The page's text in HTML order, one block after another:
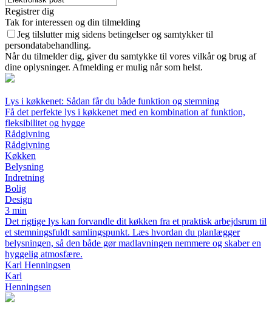
Registrer dig
Tak for interessen og din tilmelding
Jeg tilslutter mig sidens betingelser og samtykker til
persondatabehandling.
Når du tilmelder dig, giver du samtykke til vores vilkår og brug af
dine oplysninger. Afmelding er mulig når som helst.
Lys i køkkenet: Sådan får du både funktion og stemning
Få det perfekte lys i køkkenet med en kombination af funktion,
fleksibilitet og hygge
Rådgivning
Rådgivning
Køkken
Belysning
Indretning
Bolig
Design
3 min
Det rigtige lys kan forvandle dit køkken fra et praktisk arbejdsrum til
et stemningsfuldt samlingspunkt. Læs hvordan du planlægger
belysningen, så den både gør madlavningen nemmere og skaber en
hyggelig atmosfære.
Karl Henningsen
Karl
Henningsen